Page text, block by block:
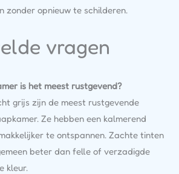
zonder opnieuw te schilderen.
vragen
is het meest rustgevend?
grijs zijn de meest rustgevende
Ze hebben een kalmerend
te ontspannen. Zachte tinten
beter dan felle of verzadigde
kleur.